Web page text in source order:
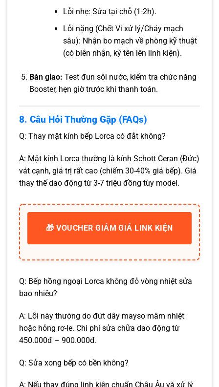
Lỗi nhẹ: Sửa tại chỗ (1-2h).
Lỗi nặng (Chết Vi xử lý/Cháy mạch
sâu): Nhận bo mạch về phòng kỹ thuật
(có biên nhận, ký tên lên linh kiện).
Bàn giao: Test đun sôi nước, kiểm tra chức năng
Booster, hẹn giờ trước khi thanh toán.
8. Câu Hỏi Thường Gặp (FAQs)
Q: Thay mặt kính bếp Lorca có đắt không?
A: Mặt kính Lorca thường là kính Schott Ceran (Đức)
vát cạnh, giá trị rất cao (chiếm 30-40% giá bếp). Giá
thay thế dao động từ 3-7 triệu đồng tùy model.
🎁 VOUCHER GIẢM GIÁ LINK KIỆN
Q: Bếp hồng ngoại Lorca không đỏ vòng nhiệt sửa
bao nhiêu?
A: Lỗi này thường do đứt dây mayso mâm nhiệt
hoặc hỏng rơ-le. Chi phí sửa chữa dao động từ
450.000đ – 900.000đ.
Q: Sửa xong bếp có bền không?
A: Nếu thay đúng linh kiện chuẩn Châu Âu và xử lý